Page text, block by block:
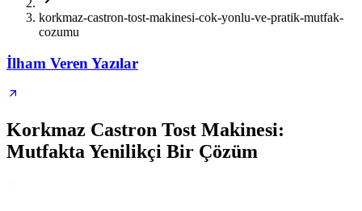
korkmaz-castron-tost-makinesi-cok-yonlu-ve-pratik-mutfak-
cozumu
İlham Veren Yazılar
Korkmaz Castron Tost Makinesi:
Mutfakta Yenilikçi Bir Çözüm